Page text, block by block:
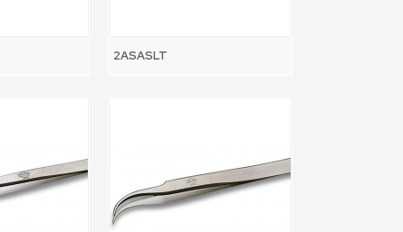
2ASASLT